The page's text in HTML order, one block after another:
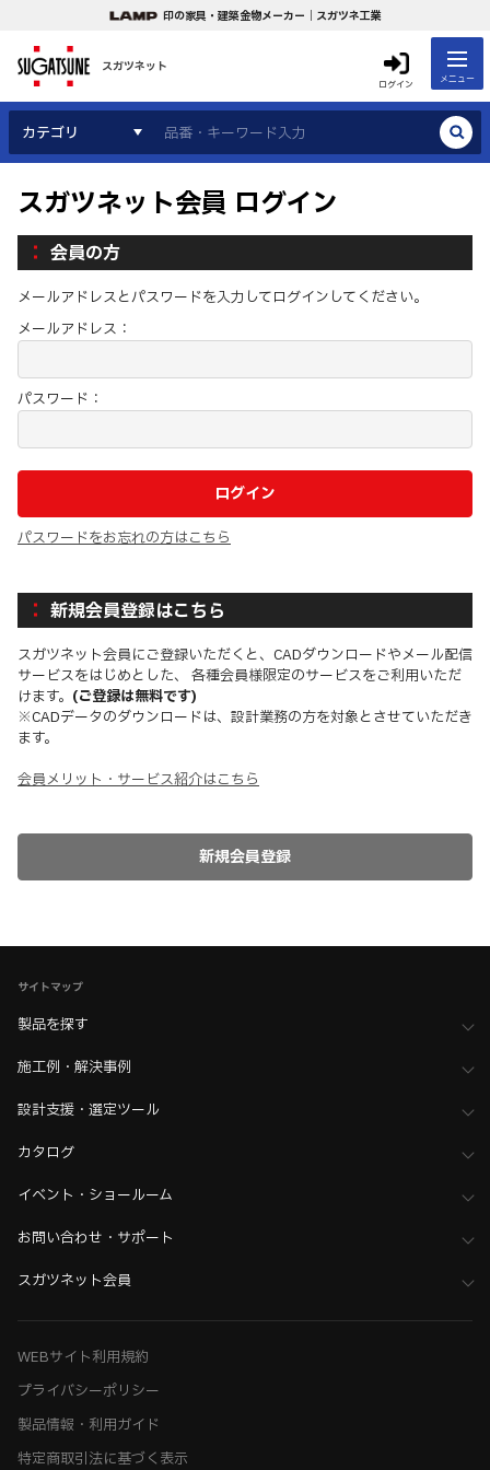
印の家具・建築金物メーカー｜スガツネ工業
スガツネット
ログイン メニュー
カテゴリ
スガツネット会員 ログイン
会員の方
メールアドレスとパスワードを入力してログインしてください。
メールアドレス：
パスワード：
パスワードをお忘れの方はこちら
新規会員登録はこちら
スガツネット会員にご登録いただくと、CADダウンロードやメール配信
サービスをはじめとした、 各種会員様限定のサービスをご利用いただ
けます。 (ご登録は無料です)
※CADデータのダウンロードは、設計業務の方を対象とさせていただき
ます。
会員メリット・サービス紹介はこちら
サイトマップ
製品を探す
施工例・解決事例
設計支援・選定ツール
カタログ
イベント・ショールーム
お問い合わせ・サポート
スガツネット会員
WEBサイト利用規約
プライバシーポリシー
製品情報・利用ガイド
特定商取引法に基づく表示